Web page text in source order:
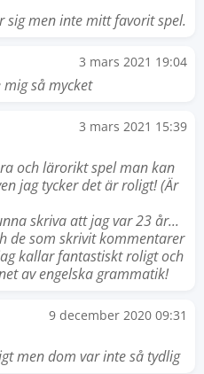
sig men inte mitt favorit spel.
3 mars 2021 19:04
så mycket
3 mars 2021 15:39
och lärorikt spel man kan
jag tycker det är roligt! (Är
skriva att jag var 23 år...
de som skrivit kommentarer
kallar fantastiskt roligt och
av engelska grammatik!
9 december 2020 09:31
men dom var inte så tydlig